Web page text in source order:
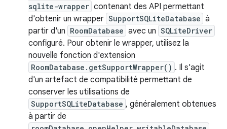
sqlite-wrapper contenant des API permettant
d'obtenir un wrapper SupportSQLiteDatabase à
partir d'un RoomDatabase avec un SQLiteDriver
configuré. Pour obtenir le wrapper, utilisez la
nouvelle fonction d'extension
RoomDatabase.getSupportWrapper() . Il s'agit
d'un artefact de compatibilité permettant de
conserver les utilisations de
SupportSQLiteDatabase , généralement obtenues
à partir de